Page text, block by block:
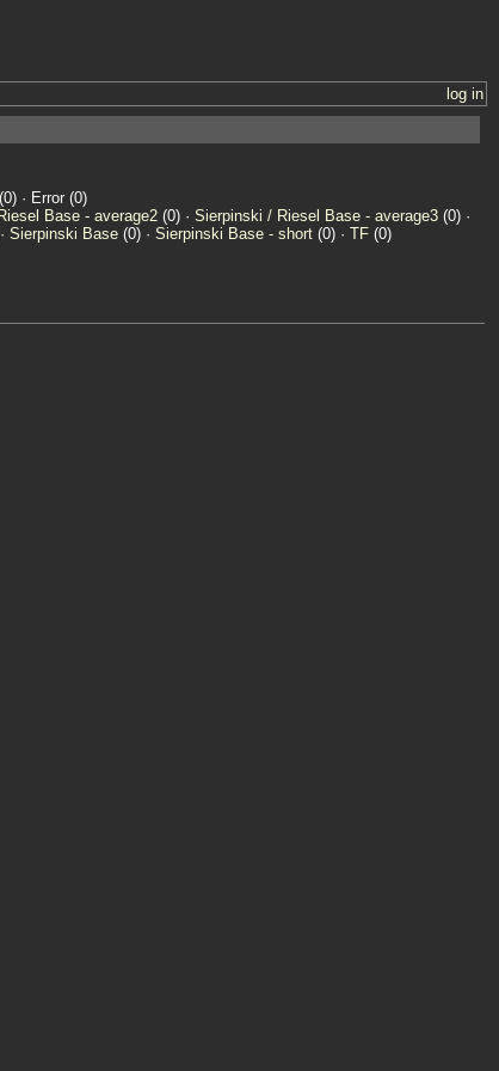
log in
(0) · Error (0)
Base - average2(0) · Sierpinski / Riesel Base - average3(0) ·
Sierpinski Base(0) · Sierpinski Base - short(0) · TF(0)